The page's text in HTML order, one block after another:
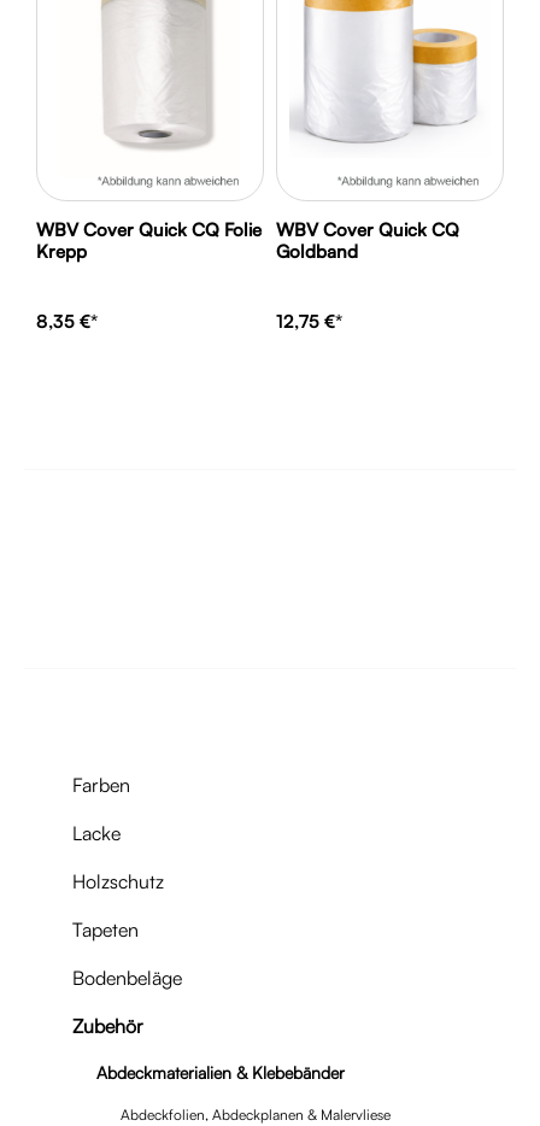
Farben
Lacke
Holzschutz
Tapeten
Bodenbeläge
Zubehör
Abdeckmaterialien & Klebebänder
Abdeckfolien, Abdeckplanen & Malervliese
WBV Cover Quick CQ Folie
Krepp
8,35 €*
WBV Cover Quick CQ
Goldband
12,75 €*